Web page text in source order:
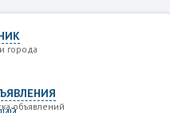
города
объявлений